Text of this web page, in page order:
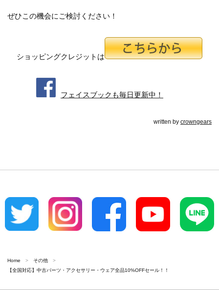
ぜひこの機会にご検討ください！
ショッピングクレジットは
フェイスブックも毎日更新中！
written by crowngears
Home
その他
【全国対応】中古パーツ・アクセサリー・ウェア全品10%OFFセール！！